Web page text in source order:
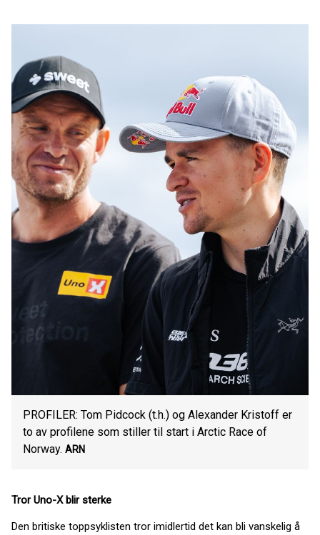
PROFILER: Tom Pidcock (t.h.) og Alexander Kristoff er
to av profilene som stiller til start i Arctic Race of
Norway. ARN
Tror Uno-X blir sterke
Den britiske toppsyklisten tror imidlertid det kan bli vanskelig å